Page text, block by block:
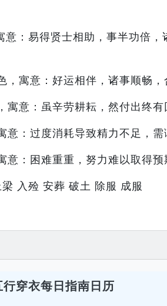
：易得贤士相助，事半功倍
寓意：好运相伴，诸事顺畅，
寓意：虽辛劳耕耘，然付出终有
意：过度消耗导致精力不足，需
：困难重重，努力难以取得预
入殓 安葬 破土 除服 成服
穿衣每日指南日历